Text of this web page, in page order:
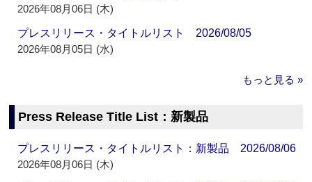
2026年08月06日 (木)
プレスリリース・タイトルリスト 2026/08/05
2026年08月05日 (水)
もっと見る »
Press Release Title List：新製品
プレスリリース・タイトルリスト：新製品 2026/08/06
2026年08月06日 (木)